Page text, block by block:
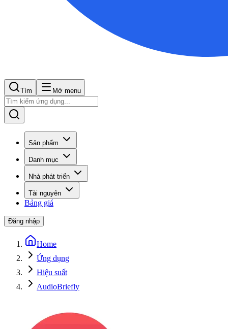
Tìm Mở menu
Sản phẩm
Danh mục
Nhà phát triển
Tài nguyên
Bảng giá
Đăng nhập
Home
Ứng dụng
Hiệu suất
AudioBriefly